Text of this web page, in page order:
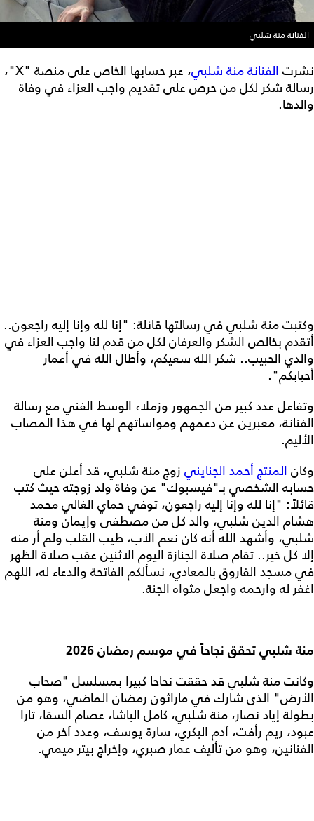
الفنانة منة شلبي
نشرتالفنانة منة شلبي
، عبر حسابها الخاص على منصة "X"،
رسالة شكر لكل من حرص على تقديم واجب العزاء في وفاة
والدها.
وكتبت منة شلبي في رسالتها قائلة: "إنا لله وإنا إليه راجعون..
أتقدم بخالص الشكر والعرفان لكل من قدم لنا واجب العزاء في
والدي الحبيب.. شكر الله سعيكم، وأطال الله في أعمار
أحبابكم".
وتفاعل عدد كبير من الجمهور وزملاء الوسط الفني مع رسالة
الفنانة، معبرين عن دعمهم ومواساتهم لها في هذا المصاب
الأليم.
وكانالمنتج أحمد الجنايني زوج منة شلبي، قد أعلن على
حسابه الشخصي بـ"فيسبوك" عن وفاة ولد زوجته حيث كتب
قائلاً: "إنا لله وإنا إليه راجعون، توفي حماي الغالي محمد
هشام الدين شلبي، والد كل من مصطفى وإيمان ومنة
شلبي، وأشهد الله أنه كان نعم الأب، طيب القلب ولم أرَ منه
إلا كل خير.. تقام صلاة الجنازة اليوم الاثنين عقب صلاة الظهر
في مسجد الفاروق بالمعادي، نسألكم الفاتحة والدعاء له، اللهم
اغفر له وارحمه واجعل مثواه الجنة.
منة شلبي تحقق نجاحاً في موسم رمضان 2026
وكانت منة شلبي قد حققت نحاحا كبيرا بمسلسل "صحاب
الأرض" الذى شارك في ماراثون رمضان الماضي، وهو من
بطولة إياد نصار، منة شلبي، كامل الباشا، عصام السقا، تارا
عبود، ريم رأفت، آدم البكري، سارة يوسف، وعدد آخر من
الفنانين، وهو من تأليف عمار صبري، وإخراج بيتر ميمي.